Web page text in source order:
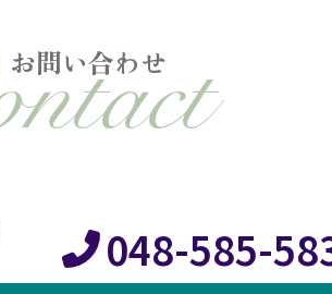
お問い合わせ
048-585-